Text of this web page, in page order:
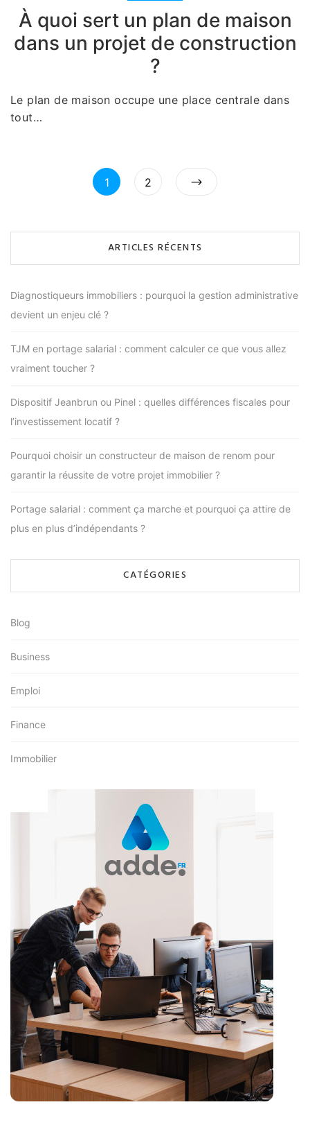
À quoi sert un plan de maison
dans un projet de construction
?
Le plan de maison occupe une place centrale dans
tout…
Pagination
publications
Page
1 Page
2
ARTICLES RÉCENTS
Diagnostiqueurs immobiliers : pourquoi la gestion administrative
devient un enjeu clé ?
TJM en portage salarial : comment calculer ce que vous allez
vraiment toucher ?
Dispositif Jeanbrun ou Pinel : quelles différences fiscales pour
l’investissement locatif ?
Pourquoi choisir un constructeur de maison de renom pour
garantir la réussite de votre projet immobilier ?
Portage salarial : comment ça marche et pourquoi ça attire de
plus en plus d’indépendants ?
CATÉGORIES
Blog
Business
Emploi
Finance
Immobilier